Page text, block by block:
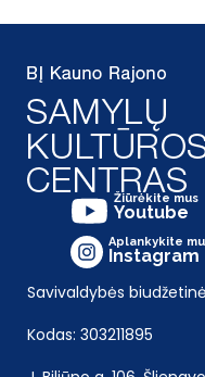
Žiūrėkite mus
Youtube
Aplankykite
Instagram
Savivaldybės
Kodas: 303211895